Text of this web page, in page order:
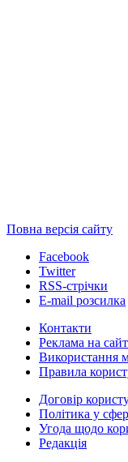
Повна версія сайту
Facebook
Twitter
RSS-стрічки
E-mail розсилка
Контакти
Реклама на
Використання
Правила
Договір
Політика у
Угода щодо
Редакція